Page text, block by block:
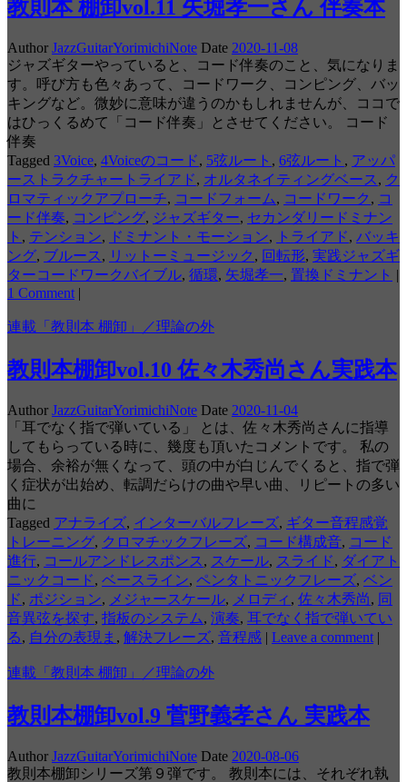
教則本 棚卸vol.11 矢堀孝一さん 伴奏本
Author JazzGuitarYorimichiNote Date 2020-11-08
ジャズギターやっていると、コード伴奏のこと、気になりま
す。呼び方も色々あって、コードワーク、コンピング、バッ
キングなど。微妙に意味が違うのかもしれませんが、ココで
はひっくるめて「コード伴奏」とさせてください。 コード
伴奏
Tagged 3Voice, 4Voiceのコード, 5弦ルート , 6弦ルート , アッパ
ーストラクチャートライアド, オルタネイティングベース , ク
ロマティックアプローチ, コードフォーム, コードワーク , コ
ード伴奏, コンピング, ジャズギター, セカンダリードミナン
ト , テンション, ドミナント・モーション, トライアド, バッキ
ング, ブルース , リットーミュージック , 回転形, 実践ジャズギ
ターコードワークバイブル, 循環, 矢堀孝一, 置換ドミナント |
1 Comment |
連載「教則本 棚卸」／理論の外
教則本棚卸vol.10 佐々木秀尚さん実践本
Author JazzGuitarYorimichiNote Date 2020-11-04
「耳でなく指で弾いている」 とは、佐々木秀尚さんに指導
してもらっている時に、幾度も頂いたコメントです。 私の
場合、余裕が無くなって、頭の中が白じんでくると、指で弾
く症状が出始め、転調だらけの曲や早い曲、リピートの多い
曲に
Tagged アナライズ, インターバルフレーズ, ギター音程感覚
トレーニング, クロマチックフレーズ, コード構成音, コード
進行, コールアンドレスポンス , スケール, スライド, ダイアト
ニックコード, ベースライン, ペンタトニックフレーズ, ベン
ド, ポジション, メジャースケール, メロディ , 佐々木秀尚, 同
音異弦を探す, 指板のシステム, 演奏, 耳でなく指で弾いてい
る, 自分の表現ま , 解決フレーズ, 音程感 | Leave a comment |
連載「教則本 棚卸」／理論の外
教則本棚卸vol.9 菅野義孝さん 実践本
Author JazzGuitarYorimichiNote Date 2020-08-06
教則本棚卸シリーズ第９弾です。 教則本には、それぞれ執